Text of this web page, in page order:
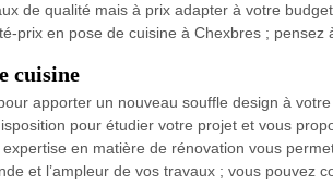
de qualité mais à prix adapter à votre
prix en pose de cuisine à Chexbres ; pensez
cuisine
apporter un nouveau souffle design à
pour étudier votre projet et vous
en matière de rénovation vous
et l’ampleur de vos travaux ; vous pouvez